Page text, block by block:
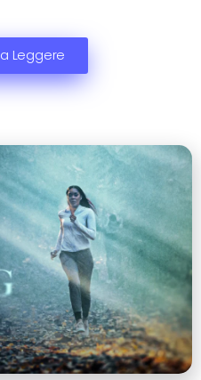
Leggere